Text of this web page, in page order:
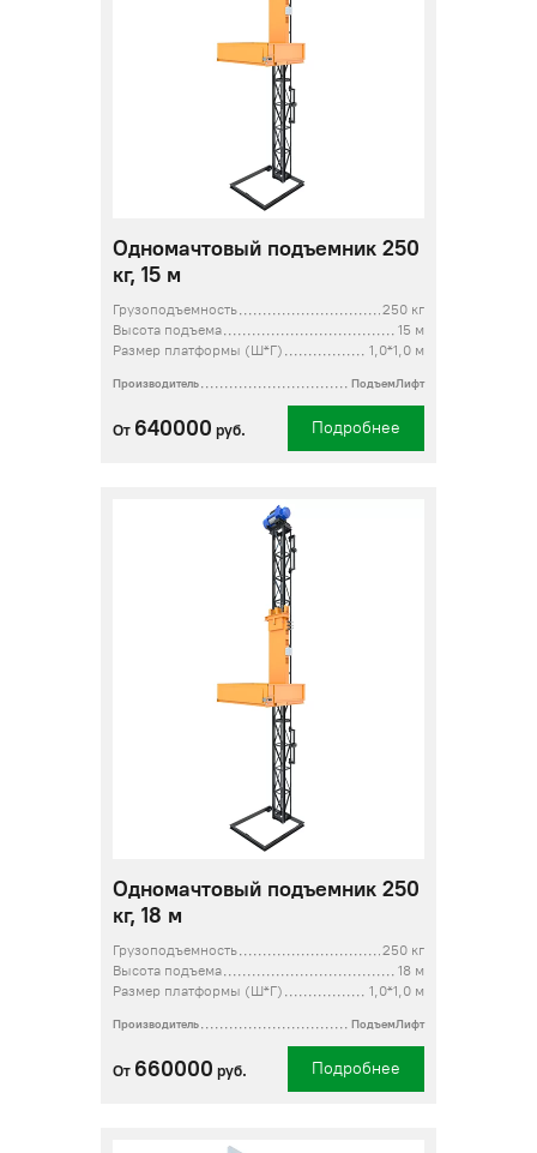
Одномачтовый подъемник 250
кг, 15 м
Грузоподъемность
250 кг
Высота подъема
15 м
Размер платформы (Ш*Г)
1,0*1,0 м
Производитель ПодъемЛифт
От 640000 руб. Подробнее
Одномачтовый подъемник 250
кг, 18 м
Грузоподъемность
250 кг
Высота подъема
18 м
Размер платформы (Ш*Г)
1,0*1,0 м
Производитель ПодъемЛифт
От 660000 руб. Подробнее